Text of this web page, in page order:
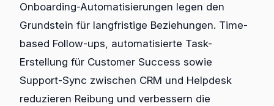
Onboarding-Automatisierungen legen den
Grundstein für langfristige Beziehungen. Time-
based Follow-ups, automatisierte Task-
Erstellung für Customer Success sowie
Support-Sync zwischen CRM und Helpdesk
reduzieren Reibung und verbessern die